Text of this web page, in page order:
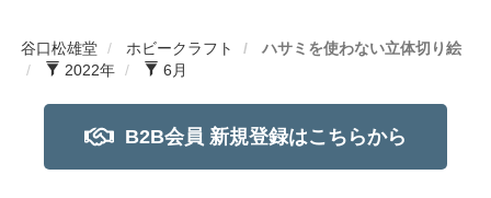
谷口松雄堂 ホビークラフト
ハサミを使わない立体切り絵
2022年
6月
B2B会員 新規登録はこちらから